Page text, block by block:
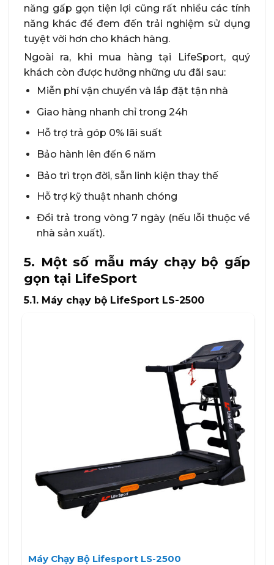
năng gấp gọn tiện lợi cũng rất nhiều các tính
năng khác để đem đến trải nghiệm sử dụng
tuyệt vời hơn cho khách hàng.
Ngoài ra, khi mua hàng tại LifeSport, quý
khách còn được hưởng những ưu đãi sau:
Miễn phí vận chuyển và lắp đặt tận nhà
Giao hàng nhanh chỉ trong 24h
Hỗ trợ trả góp 0% lãi suất
Bảo hành lên đến 6 năm
Bảo trì trọn đời, sẵn linh kiện thay thế
Hỗ trợ kỹ thuật nhanh chóng
Đổi trả trong vòng 7 ngày (nếu lỗi thuộc về
nhà sản xuất).
5. Một số mẫu máy chạy bộ gấp
gọn tại LifeSport
5.1. Máy chạy bộ LifeSport LS-2500
Máy Chạy Bộ Lifesport LS-2500